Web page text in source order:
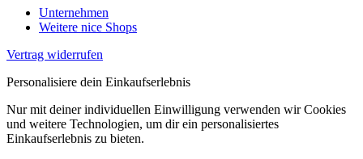
Unternehmen
Weitere nice Shops
Vertrag widerrufen
Personalisiere dein Einkaufserlebnis
Nur mit deiner individuellen Einwilligung verwenden wir Cookies
und weitere Technologien, um dir ein personalisiertes
Einkaufserlebnis zu bieten.